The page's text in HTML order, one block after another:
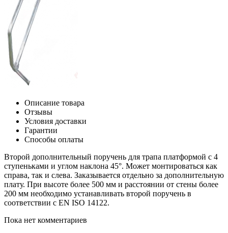
Описание товара
Отзывы
Условия доставки
Гарантии
Способы оплаты
Второй дополнительный поручень для трапа платформой с 4
ступеньками и углом наклона 45°. Может монтироваться как
справа, так и слева. Заказывается отдельно за дополнительную
плату. При высоте более 500 мм и расстоянии от стены более
200 мм необходимо устанавливать второй поручень в
соответствии с EN ISO 14122.
Пока нет комментариев